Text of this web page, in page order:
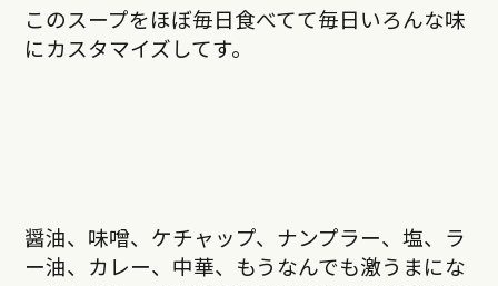
このスープをほぼ毎日食べてて毎日いろんな味
にカスタマイズしてす。
醤油、味噌、ケチャップ、ナンプラー、塩、ラ
ー油、カレー、中華、もうなんでも激うまにな